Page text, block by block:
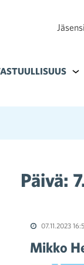
Tavoitteet
Päivä:
07.11.2023
Mikko